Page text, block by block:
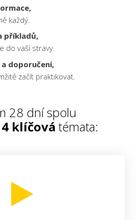
každý.
příkladů,
do vaší stravy.
doporučení,
začít praktikovat.
28 dní spolu
4 klíčová témata: